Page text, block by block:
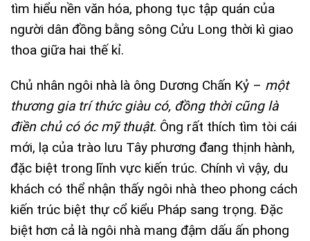
tìm hiểu nền văn hóa, phong tục tập quán của
người dân đồng bằng sông Cửu Long thời kì giao
thoa giữa hai thế kỉ.
Chủ nhân ngôi nhà là ông Dương Chấn Kỷ – một
thương gia trí thức giàu có, đồng thời cũng là
điền chủ có óc mỹ thuật. Ông rất thích tìm tòi cái
mới, lạ của trào lưu Tây phương đang thịnh hành,
đặc biệt trong lĩnh vực kiến trúc. Chính vì vậy, du
khách có thể nhận thấy ngôi nhà theo phong cách
kiến trúc biệt thự cổ kiểu Pháp sang trọng. Đặc
biệt hơn cả là ngôi nhà mang đậm dấu ấn phong